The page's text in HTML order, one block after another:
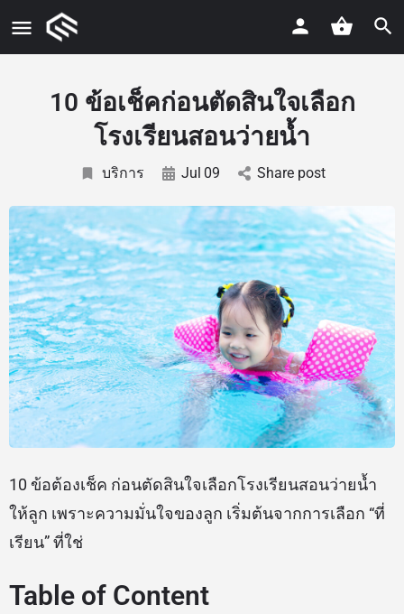
10 ข้อเช็คก่อนตัดสินใจเลือก
โรงเรียนสอนว่ายน้ำ
บริการ Jul 09 Share post
10 ข้อต้องเช็ค ก่อนตัดสินใจเลือกโรงเรียนสอนว่ายน้ำ
ให้ลูก เพราะความมั่นใจของลูก เริ่มต้นจากการเลือก “ที่
เรียน” ที่ใช่
Table of Content